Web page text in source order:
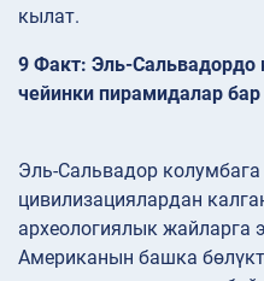
кылат.
9 Факт: Эль-Сальвадордо
чейинки пирамидалар бар
Эль-Сальвадор колумбага
цивилизациялардан
археологиялык жайларга
Американын башка